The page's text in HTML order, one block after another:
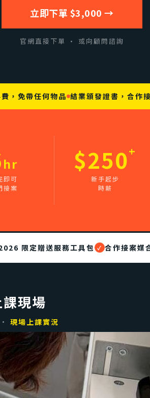
立即下單 $3,000 →
官網直接下單 · 或向顧問諮詢
，免帶任何物品 結業頒發證書，合作
hr
即可
接案
$250+
新手起步
時薪
限定贈送服務工具包 ✓ 合作接案媒
現場
現場上課實況